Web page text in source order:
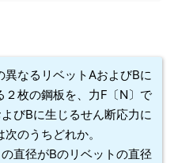
異なるリベットAおよびBに
２枚の鋼板を、力F〔N〕で
びBに生じるせん断応力に
のうちどれか。
直径がBのリベットの直径